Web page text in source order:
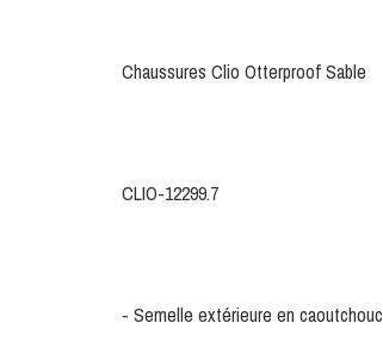
Chaussures Clio Otterproof Sable
CLIO-12299.7
- Semelle extérieure en caoutchouc